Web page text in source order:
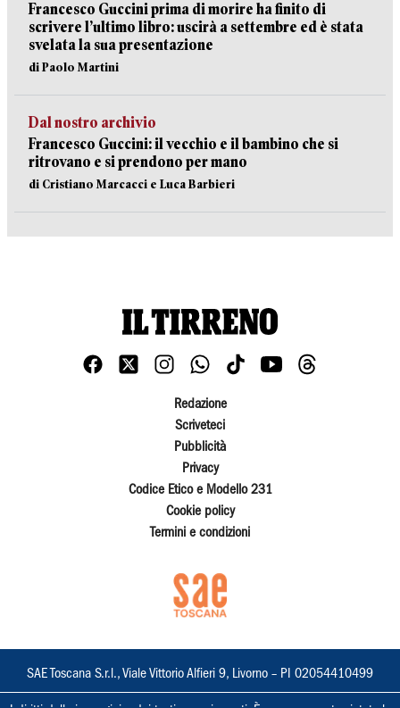
Francesco Guccini prima di morire ha finito di
scrivere l’ultimo libro: uscirà a settembre ed è stata
svelata la sua presentazione
di Paolo Martini
Dal nostro archivio
Francesco Guccini: il vecchio e il bambino che si
ritrovano e si prendono per mano
di Cristiano Marcacci e Luca Barbieri
Redazione
Scriveteci
Pubblicità
Privacy
Codice Etico e Modello 231
Cookie policy
Termini e condizioni
SAE Toscana S.r.l., Viale Vittorio Alfieri 9, Livorno – PI 02054410499